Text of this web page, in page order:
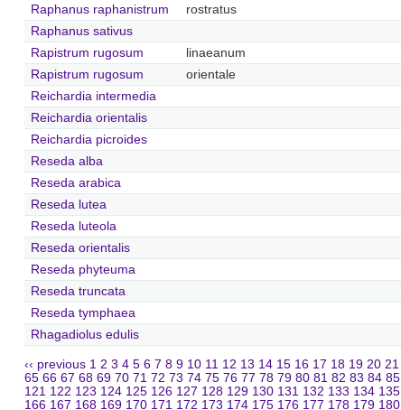
Raphanus raphanistrum
rostratus
Raphanus sativus
Rapistrum rugosum
linaeanum
Rapistrum rugosum
orientale
Reichardia intermedia
Reichardia orientalis
Reichardia picroides
Reseda alba
Reseda arabica
Reseda lutea
Reseda luteola
Reseda orientalis
Reseda phyteuma
Reseda truncata
Reseda tymphaea
Rhagadiolus edulis
‹‹ previous 1 2 3 4 5 6 7 8 9 10 11 12 13 14 15 16 17 18 19 20 21
65 66 67 68 69 70 71 72 73 74 75 76 77 78 79 80 81 82 83 84 85
121 122 123 124 125 126 127 128 129 130 131 132 133 134 135
166 167 168 169 170 171 172 173 174 175 176 177 178 179 180